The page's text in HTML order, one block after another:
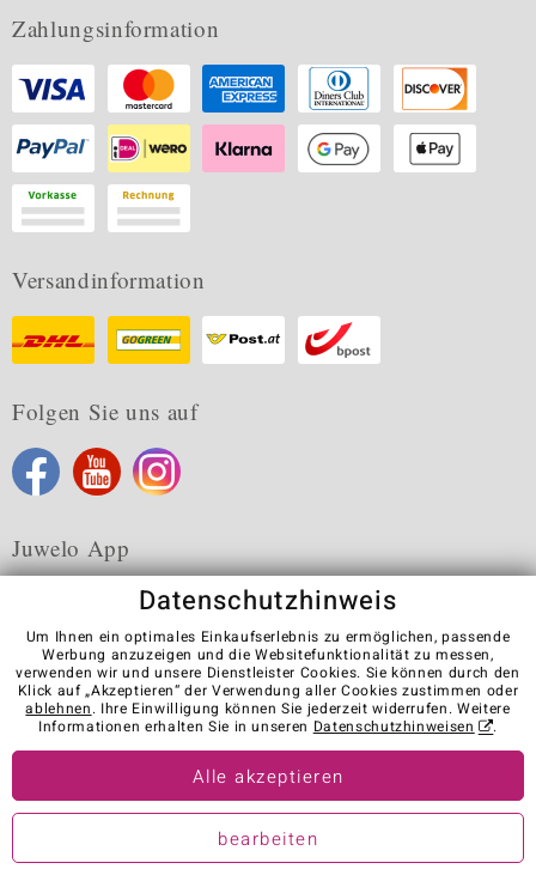
Zahlungsinformation
Versandinformation
Folgen Sie uns auf
Juwelo App
Karriere AGB Datenschutz Cookies
Impressum
Kontakt
Vertrag widerrufen
Visit our stores in other countries:
© Juwelo Deutschland GmbH (ein Tochterunternehmen der elumeo
SE)
Datenschutzhinweis
Um Ihnen ein optimales Einkaufserlebnis zu ermöglichen, passende
Werbung anzuzeigen und die Websitefunktionalität zu messen,
verwenden wir und unsere Dienstleister Cookies. Sie können durch den
Klick auf „Akzeptieren“ der Verwendung aller Cookies zustimmen oder
ablehnen. Ihre Einwilligung können Sie jederzeit widerrufen. Weitere
Informationen erhalten Sie in unseren Datenschutzhinweisen .
Alle akzeptieren
bearbeiten